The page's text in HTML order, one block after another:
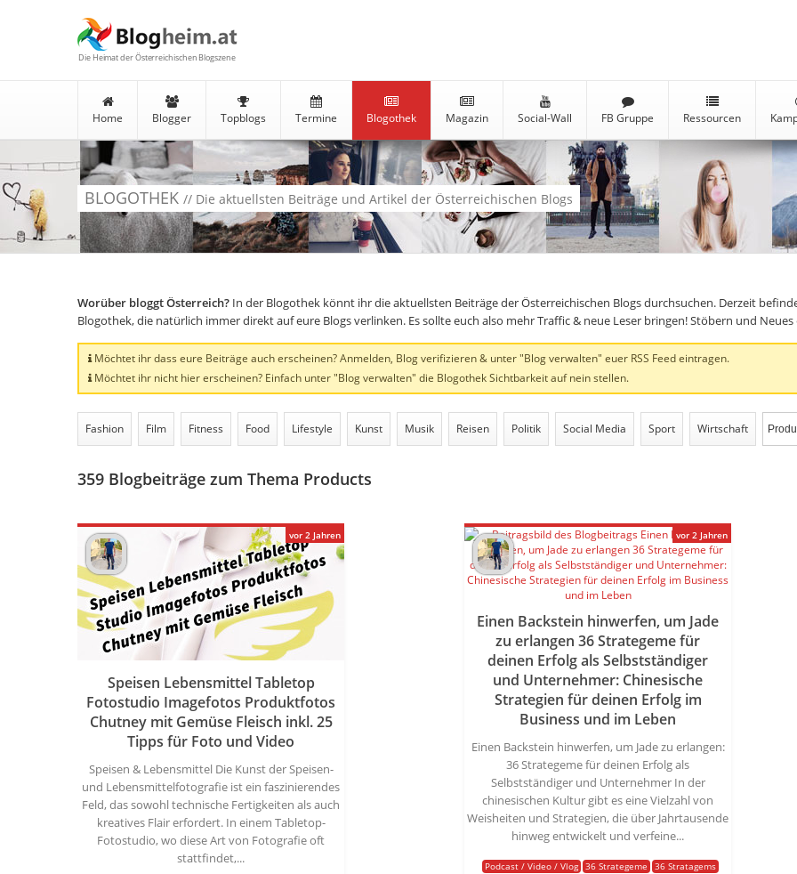
Die Heimat der Österreichischen Blogszene
Home Blogger Topblogs Termine Blogothek Magazin Social-Wall FB Gruppe Ressourcen
BLOGOTHEK // Die aktuellsten Beiträge und Artikel der Österreichischen Blogs
Worüber bloggt Österreich? In der Blogothek könnt ihr die aktuellsten Beiträge der Österreichischen Blogs durchsuchen. Derzeit
Blogothek, die natürlich immer direkt auf eure Blogs verlinken. Es sollte euch also mehr Traffic & neue Leser bringen! Stöbern und
Möchtet ihr dass eure Beiträge auch erscheinen? Anmelden, Blog verifizieren & unter "Blog verwalten" euer RSS Feed eintragen.
Möchtet ihr nicht hier erscheinen? Einfach unter "Blog verwalten" die Blogothek Sichtbarkeit auf nein stellen.
Fashion Film Fitness Food Lifestyle Kunst Musik Reisen Politik Social Media Sport Wirtschaft
359 Blogbeiträge zum Thema Products
Speisen Lebensmittel Tabletop
Fotostudio Imagefotos Produktfotos
Chutney mit Gemüse Fleisch inkl. 25
Tipps für Foto und Video
Speisen & Lebensmittel Die Kunst der Speisen-
und Lebensmittelfotografie ist ein faszinierendes
Feld, das sowohl technische Fertigkeiten als auch
kreatives Flair erfordert. In einem Tabletop-
Fotostudio, wo diese Art von Fotografie oft
stattfindet,...
vor 2 Jahren
Einen Backstein hinwerfen, um Jade
zu erlangen 36 Strategeme für
deinen Erfolg als Selbstständiger
und Unternehmer: Chinesische
Strategien für deinen Erfolg im
Business und im Leben
Einen Backstein hinwerfen, um Jade zu erlangen:
36 Strategeme für deinen Erfolg als
Selbstständiger und Unternehmer In der
chinesischen Kultur gibt es eine Vielzahl von
Weisheiten und Strategien, die über Jahrtausende
hinweg entwickelt und verfeine...
Podcast / Video / Vlog 36 Strategeme
36 Stratagems
vor 2 Jahren